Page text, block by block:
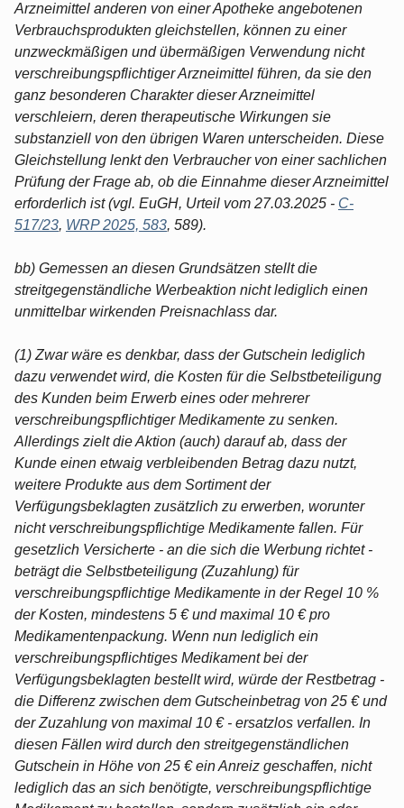
Arzneimittel anderen von einer Apotheke angebotenen
Verbrauchsprodukten gleichstellen, können zu einer
unzweckmäßigen und übermäßigen Verwendung nicht
verschreibungspflichtiger Arzneimittel führen, da sie den
ganz besonderen Charakter dieser Arzneimittel
verschleiern, deren therapeutische Wirkungen sie
substanziell von den übrigen Waren unterscheiden. Diese
Gleichstellung lenkt den Verbraucher von einer sachlichen
Prüfung der Frage ab, ob die Einnahme dieser Arzneimittel
erforderlich ist (vgl. EuGH, Urteil vom 27.03.2025 - C-
517/23, WRP 2025, 583, 589).
bb) Gemessen an diesen Grundsätzen stellt die
streitgegenständliche Werbeaktion nicht lediglich einen
unmittelbar wirkenden Preisnachlass dar.
(1) Zwar wäre es denkbar, dass der Gutschein lediglich
dazu verwendet wird, die Kosten für die Selbstbeteiligung
des Kunden beim Erwerb eines oder mehrerer
verschreibungspflichtiger Medikamente zu senken.
Allerdings zielt die Aktion (auch) darauf ab, dass der
Kunde einen etwaig verbleibenden Betrag dazu nutzt,
weitere Produkte aus dem Sortiment der
Verfügungsbeklagten zusätzlich zu erwerben, worunter
nicht verschreibungspflichtige Medikamente fallen. Für
gesetzlich Versicherte - an die sich die Werbung richtet -
beträgt die Selbstbeteiligung (Zuzahlung) für
verschreibungspflichtige Medikamente in der Regel 10 %
der Kosten, mindestens 5 € und maximal 10 € pro
Medikamentenpackung. Wenn nun lediglich ein
verschreibungspflichtiges Medikament bei der
Verfügungsbeklagten bestellt wird, würde der Restbetrag -
die Differenz zwischen dem Gutscheinbetrag von 25 € und
der Zuzahlung von maximal 10 € - ersatzlos verfallen. In
diesen Fällen wird durch den streitgegenständlichen
Gutschein in Höhe von 25 € ein Anreiz geschaffen, nicht
lediglich das an sich benötigte, verschreibungspflichtige